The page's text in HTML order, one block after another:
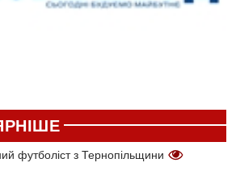
футболіст з Тернопільщини